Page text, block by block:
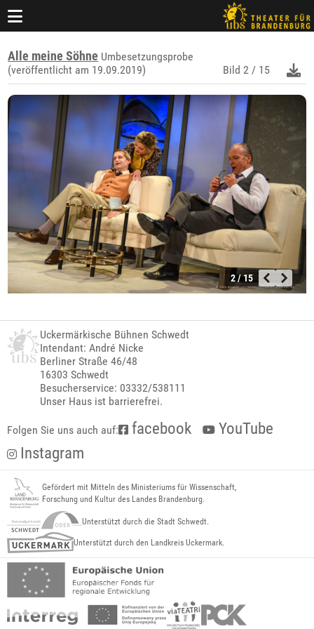
Alle meine Söhne Umbesetzungsprobe
(veröffentlicht am 19.09.2019)
Bild 2 / 15
2 / 15
Uckermärkische Bühnen Schwedt
Intendant: André Nicke
Berliner Straße 46/48
16303 Schwedt
Besucherservice: 03332/538111
Unser Haus ist barrierefrei.
Folgen Sie uns auch auf: facebook
YouTube
Instagram
Gefördert mit Mitteln des Ministeriums für Wissenschaft,
Forschung und Kultur des Landes Brandenburg.
Unterstützt durch die Stadt Schwedt.
Unterstützt durch den Landkreis Uckermark.